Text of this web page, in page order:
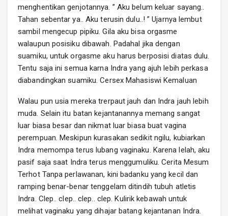
menghentikan genjotannya. ” Aku belum keluar sayang..
Tahan sebentar ya.. Aku terusin dulu..! ” Ujarnya lembut
sambil mengecup pipiku. Gila aku bisa orgasme
walaupun posisiku dibawah. Padahal jika dengan
suamiku, untuk orgasme aku harus berposisi diatas dulu.
Tentu saja ini semua karna Indra yang ajuh lebih perkasa
diabandingkan suamiku. Cersex Mahasiswi Kemaluan
Walau pun usia mereka trerpaut jauh dan Indra jauh lebih
muda. Selain itu batan kejantanannya memang sangat
luar biasa besar dan nikmat luar biasa buat vagina
perempuan. Meskipun kurasakan sedikit ngilu, kubiarkan
Indra memompa terus lubang vaginaku. Karena lelah, aku
pasif saja saat Indra terus menggumuliku. Cerita Mesum
Terhot Tanpa perlawanan, kini badanku yang kecil dan
ramping benar-benar tenggelam ditindih tubuh atletis
Indra. Clep.. clep.. clep.. clep. Kulirik kebawah untuk
melihat vaginaku yang dihajar batang kejantanan Indra.